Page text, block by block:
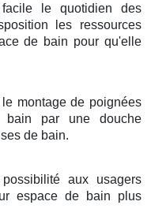
le quotidien des
les ressources
de bain pour qu'elle
montage de poignées
bain par une douche
de bain.
aux usagers
espace de bain plus